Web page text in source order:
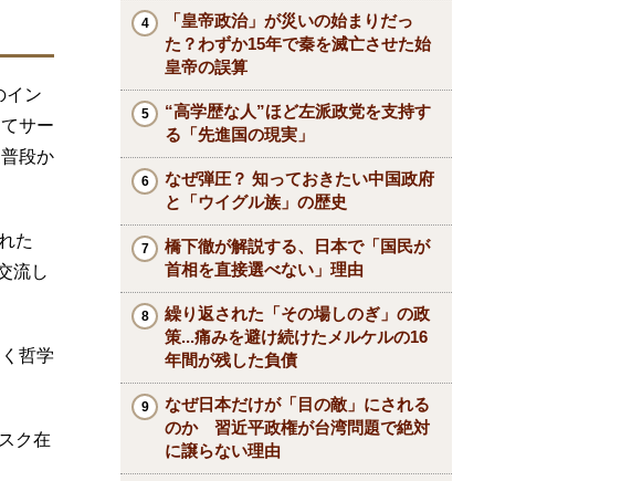
イン
サー
段か
た
流し
哲学
ク在
「皇帝政治」が災いの始まりだっ
た？わずか15年で秦を滅亡させた始
皇帝の誤算
“高学歴な人”ほど左派政党を支持す
る「先進国の現実」
なぜ弾圧？ 知っておきたい中国政府
と「ウイグル族」の歴史
橋下徹が解説する、日本で「国民が
首相を直接選べない」理由
繰り返された「その場しのぎ」の政
策...痛みを避け続けたメルケルの16
年間が残した負債
なぜ日本だけが「目の敵」にされる
のか 習近平政権が台湾問題で絶対
に譲らない理由